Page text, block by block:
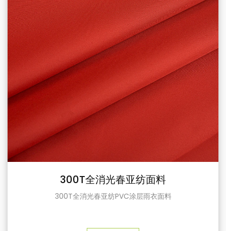
300T全消光春亚纺面料
300T全消光春亚纺PVC涂层雨衣面料